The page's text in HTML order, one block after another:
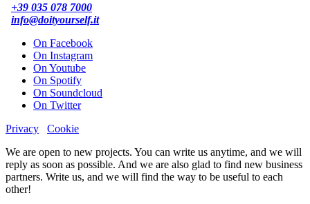
+39 035 078 7000
info@doityourself.it
On Facebook
On Instagram
On Youtube
On Spotify
On Soundcloud
On Twitter
Privacy
Cookie
We are open to new projects. You can write us anytime, and we will
reply as soon as possible. And we are also glad to find new business
partners. Write us, and we will find the way to be useful to each
other!